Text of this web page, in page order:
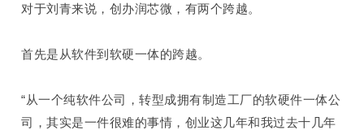
对于刘青来说，创办润芯微，有两个跨越。
首先是 从软件到软硬一体的跨越。
“从一个纯软件公司 ，转型成拥有制造工厂的软硬件一体公
司 ，其实是一件很难的事情， 创业这几年和我过去十几年